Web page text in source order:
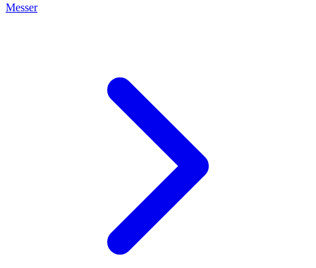
Messer